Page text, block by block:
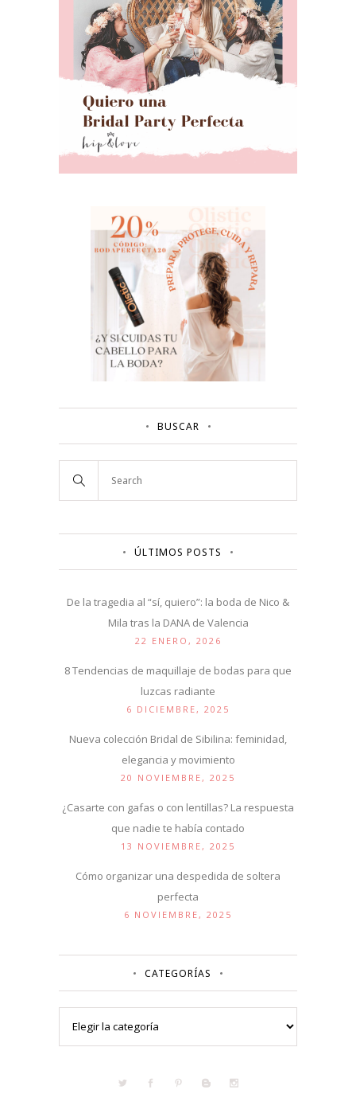
BUSCAR
ÚLTIMOS POSTS
De la tragedia al “sí, quiero”: la boda de Nico &
Mila tras la DANA de Valencia
22 ENERO, 2026
8 Tendencias de maquillaje de bodas para que
luzcas radiante
6 DICIEMBRE, 2025
Nueva colección Bridal de Sibilina: feminidad,
elegancia y movimiento
20 NOVIEMBRE, 2025
¿Casarte con gafas o con lentillas? La respuesta
que nadie te había contado
13 NOVIEMBRE, 2025
Cómo organizar una despedida de soltera
perfecta
6 NOVIEMBRE, 2025
CATEGORÍAS